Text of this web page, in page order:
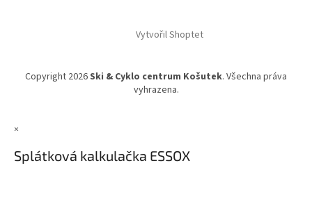
Vytvořil Shoptet
Copyright 2026Ski & Cyklo centrum Košutek. Všechna práva
vyhrazena.
×
Splátková kalkulačka ESSOX